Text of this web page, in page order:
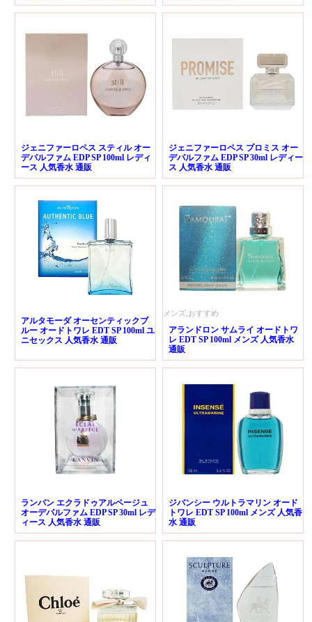
ジェニファーロペス スティル オー
デパルファム EDP SP 100ml レディ
ース 人気香水 通販
ジェニファーロペス プロミス オー
デパルファム EDP SP 30ml レディー
ス 人気香水 通販
アルタモーダ オーセンティックブ
ルー オードトワレ EDT SP 100ml ユ
ニセックス 人気香水 通販
メンズ,おすすめ
アランドロン サムライ オードトワ
レ EDT SP 100ml メンズ 人気香水
通販
ランバン エクラドゥアルページュ
オーデパルファム EDP SP 30ml レデ
ィース 人気香水 通販
ジバンシー ウルトラマリン オード
トワレ EDT SP 100ml メンズ 人気香
水 通販